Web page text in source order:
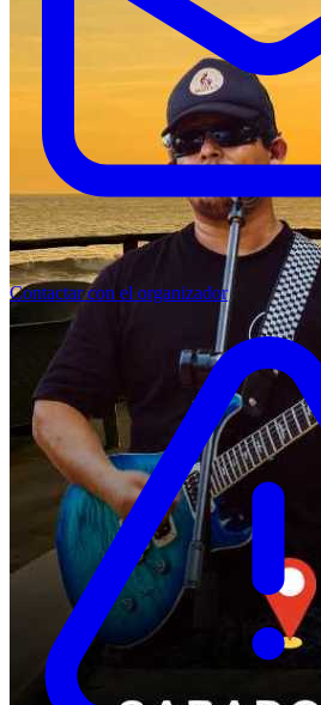
Contactar con el organizador